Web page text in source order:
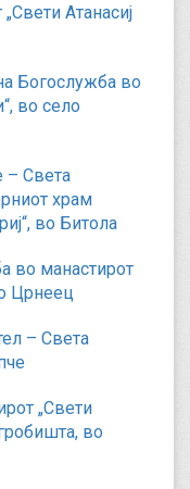
Атанасиј
Богослужба во
во село
– Света
храм
во Битола
во манастирот
Црнеец
– Света
„Свети
во